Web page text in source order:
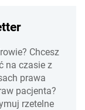
Chcesz
na czasie z
prawa
pacjenta?
rzetelne